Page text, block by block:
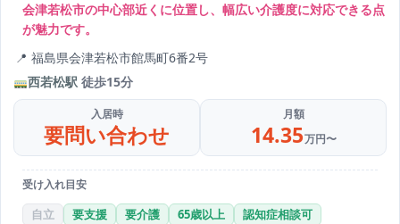
会津若松市の中心部近くに位置し、幅広い介護度に対応できる点
が魅力です。
福島県会津若松市館馬町6番2号
西若松駅 徒歩15分
入居時
要問い合わせ
月額
14.35万円〜
受け入れ目安
自立 要支援 要介護 65歳以上
認知症相談可